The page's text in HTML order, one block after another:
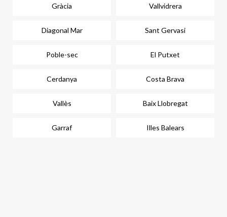
Gràcia Vallvidrera
Diagonal Mar Sant Gervasi
Poble-sec El Putxet
Cerdanya Costa Brava
Vallès Baix Llobregat
Garraf Illes Balears